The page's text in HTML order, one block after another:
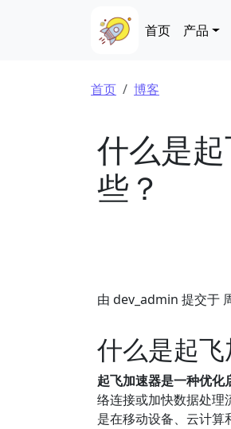
Main
首页 产品
面包屑
首页 博客
什么是
些？
由 dev_admin 提交于
什么是起
起飞加速器是一种优化
络连接或加快数据处理
是在移动设备、云计算